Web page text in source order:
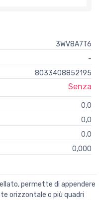
3WV8A7T6
-
8033408852195
Senza
0,0
0,0
0,0
0,000
permette di appendere
orizzontale o più quadri